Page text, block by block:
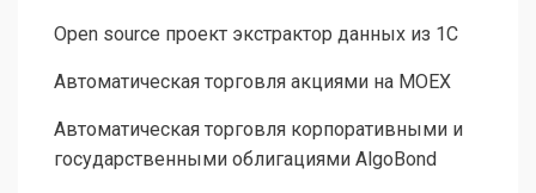
Open source проект экстрактор данных из 1С
Автоматическая торговля акциями на MOEX
Автоматическая торговля корпоративными и
государственными облигациями AlgoBond